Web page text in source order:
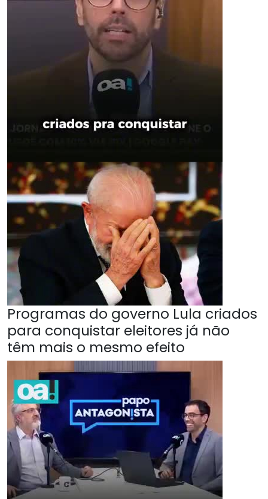
Programas do governo Lula criados
para conquistar eleitores já não
têm mais o mesmo efeito